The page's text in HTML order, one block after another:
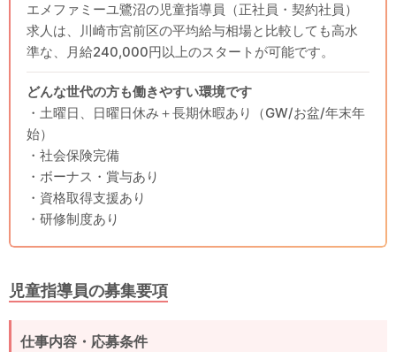
エメファミーユ鷺沼の児童指導員（正社員・契約社員）
求人は、川崎市宮前区の平均給与相場と比較しても高水
準な、月給240,000円以上のスタートが可能です。
どんな世代の方も働きやすい環境です
・土曜日、日曜日休み＋長期休暇あり（GW/お盆/年末年
始）
・社会保険完備
・ボーナス・賞与あり
・資格取得支援あり
・研修制度あり
児童指導員の募集要項
仕事内容・応募条件